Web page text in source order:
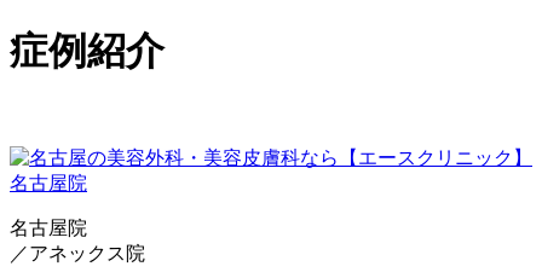
症例紹介
名古屋院
／アネックス院